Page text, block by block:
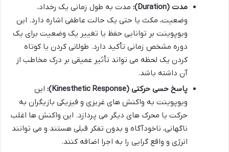
مدت (Duration):
مدت به طول زمانی یک رخداد،
وضعیت، مکث یا حتی یک حالت عاطفی اشاره دارد. این
ویوپوینت بر توانایی حفظ یا تغییر یک وضعیت برای یک
دوره مشخص زمانی تأکید دارد. طولانی کردن یا کوتاه
کردن یک لحظه می تواند تأثیر عمیقی بر درک مخاطب از
آن داشته باشد.
پاسخ حسی حرکتی (Kinesthetic Response):
این
ویوپوینت به واکنش های غریزی و فیزیکی بازیگران به
حرکت یا محرک های دیگر می پردازد. این واکنش ها اغلب
ناگهانی، ناخودآگاه و بدون تفکر قبلی هستند و می توانند
انرژی و واقع گرایی را به اجرا اضافه کنند.